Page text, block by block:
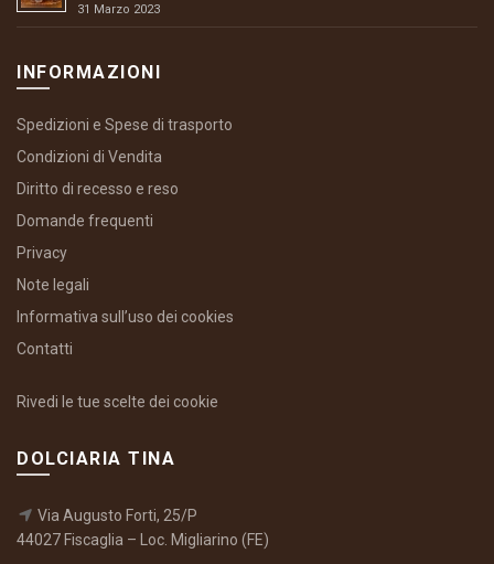
31 Marzo 2023
INFORMAZIONI
Spedizioni e Spese di trasporto
Condizioni di Vendita
Diritto di recesso e reso
Domande frequenti
Privacy
Note legali
Informativa sull’uso dei cookies
Contatti
Rivedi le tue scelte dei cookie
DOLCIARIA TINA
Via Augusto Forti, 25/P
44027 Fiscaglia – Loc. Migliarino (FE)